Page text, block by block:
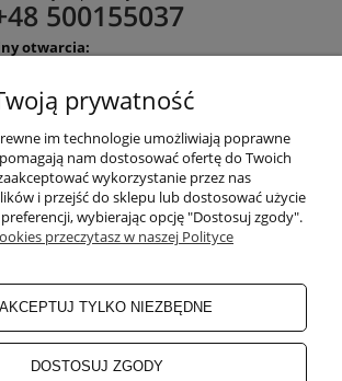
500155037
otwarcia:
WARUNKI ZAKUPÓW
MOJE KONTO
BEZPIECZNE PŁATNOŚCI
prywatność
im technologie umożliwiają poprawne
nam dostosować ofertę do Twoich
wykorzystanie przez nas
i przejść do sklepu lub dostosować użycie
wybierając opcję "Dostosuj zgody".
przeczytasz w naszej Polityce
TYLKO NIEZBĘDNE
DOSTOSUJ ZGODY